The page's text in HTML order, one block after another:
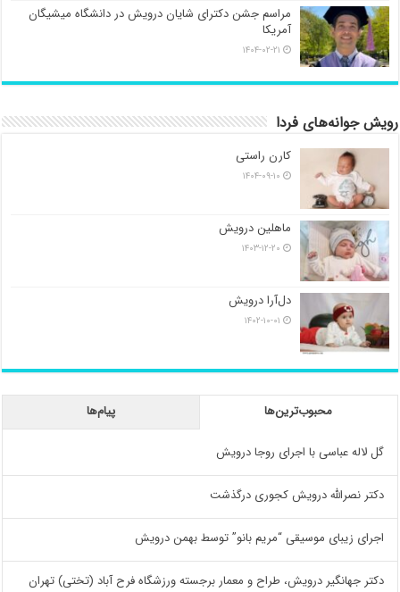
مراسم جشن دکترای شایان درویش در دانشگاه میشیگان
آمریکا
۱۴۰۴-۰۲-۲۱
رویش جوانه‌های فردا
کارن راستی
۱۴۰۴-۰۹-۱۰
ماهلین درویش
۱۴۰۳-۱۲-۲۰
دل‌آرا درویش
۱۴۰۲-۱۰-۰۱
محبوب‌ترین‌ها پیام‌ها
گل لاله عباسی با اجرای روجا درویش
دکتر نصرالله درویش کجوری درگذشت
اجرای زیبای موسیقی “مریم بانو” توسط بهمن درویش
دکتر جهانگیر درویش، طراح و معمار برجسته ورزشگاه فرح آباد (تختی) تهران